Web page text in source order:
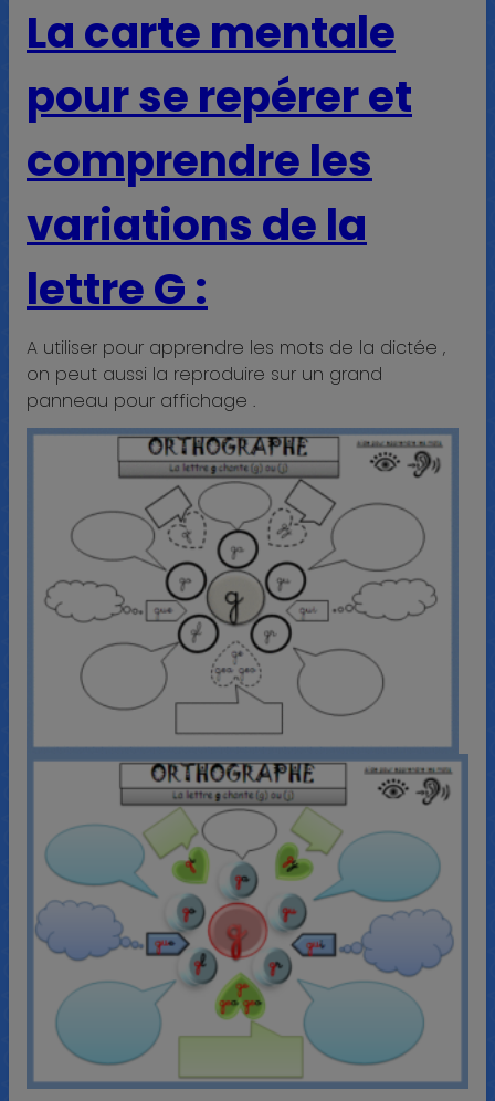
La carte mentale
pour se repérer et
comprendre les
variations de la
lettre G :
A utiliser pour apprendre les mots de la dictée ,
on peut aussi la reproduire sur un grand
panneau pour affichage .